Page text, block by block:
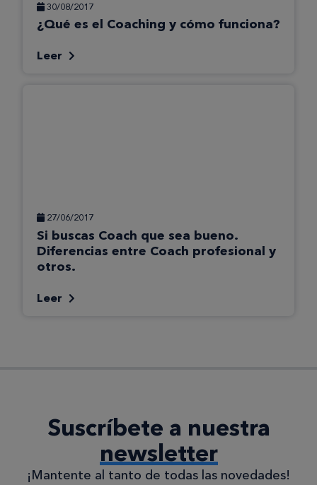
30/08/2017
¿Qué es el Coaching y cómo funciona?
Leer
27/06/2017
Si buscas Coach que sea bueno.
Diferencias entre Coach profesional y
otros.
Leer
Suscríbete a nuestra
newsletter
¡Mantente al tanto de todas las novedades!